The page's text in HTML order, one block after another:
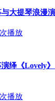
大提琴浪漫
播放
绎《Lovely
播放